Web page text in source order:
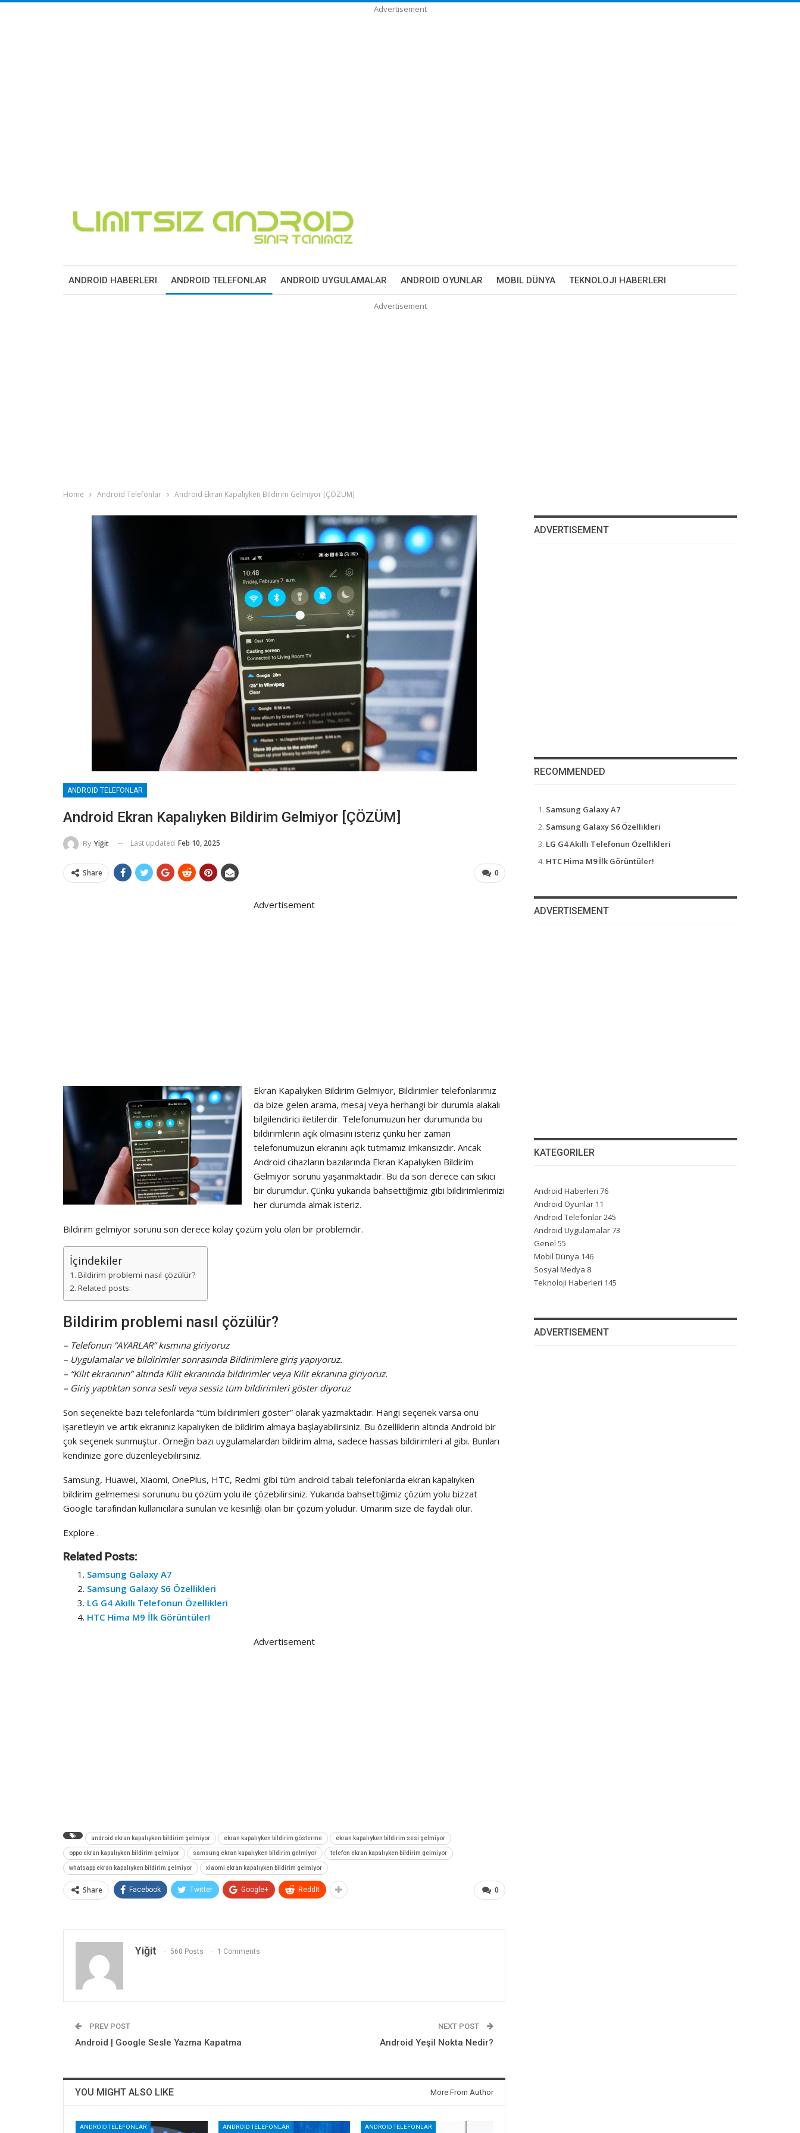
Advertisement
ANDROID HABERLERI ANDROID TELEFONLAR ANDROID UYGULAMALAR ANDROID OYUNLAR MOBIL DÜNYA TEKNOLOJI HABERLERI
Advertisement
Home Android Telefonlar Android Ekran Kapalıyken Bildirim Gelmiyor [ÇÖZÜM]
ANDROID TELEFONLAR
Android Ekran Kapalıyken Bildirim Gelmiyor [ÇÖZÜM]
By Yiğit Last updated Feb 10, 2025
0
Share
Advertisement
Ekran Kapalıyken Bildirim Gelmiyor, Bildirimler telefonlarımız
da bize gelen arama, mesaj veya herhangi bir durumla alakalı
bilgilendirici iletilerdir. Telefonumuzun her durumunda bu
bildirimlerin açık olmasını isteriz çünkü her zaman
telefonumuzun ekranını açık tutmamız imkansızdır. Ancak
Android cihazların bazılarında Ekran Kapalıyken Bildirim
Gelmiyor sorunu yaşanmaktadır. Bu da son derece can sıkıcı
bir durumdur. Çünkü yukarıda bahsettiğimiz gibi bildirimlerimizi
her durumda almak isteriz.
Bildirim gelmiyor sorunu son derece kolay çözüm yolu olan bir problemdir.
İçindekiler
Bildirim problemi nasıl çözülür?
Related posts:
Bildirim problemi nasıl çözülür?
– Telefonun “AYARLAR” kısmına giriyoruz
– Uygulamalar ve bildirimler sonrasında Bildirimlere giriş yapıyoruz.
– “Kilit ekranının” altında Kilit ekranında bildirimler veya Kilit ekranına giriyoruz.
– Giriş yaptıktan sonra sesli veya sessiz tüm bildirimleri göster diyoruz
Son seçenekte bazı telefonlarda “tüm bildirimleri göster” olarak yazmaktadır. Hangi seçenek varsa onu
işaretleyin ve artık ekranınız kapalıyken de bildirim almaya başlayabilirsiniz. Bu özelliklerin altında Android bir
çok seçenek sunmuştur. Örneğin bazı uygulamalardan bildirim alma, sadece hassas bildirimleri al gibi. Bunları
kendinize göre düzenleyebilirsiniz.
Samsung, Huawei, Xiaomi, OnePlus, HTC, Redmi gibi tüm android tabalı telefonlarda ekran kapalıyken
bildirim gelmemesi sorununu bu çözüm yolu ile çözebilirsiniz. Yukarıda bahsettiğimiz çözüm yolu bizzat
Google tarafından kullanıcılara sunulan ve kesinliği olan bir çözüm yoludur. Umarım size de faydalı olur.
Explore .
Related Posts:
Samsung Galaxy A7
Samsung Galaxy S6 Özellikleri
LG G4 Akıllı Telefonun Özellikleri
HTC Hima M9 İlk Görüntüler!
Advertisement
android ekran kapalıyken bildirim gelmiyor ekran kapalıyken bildirim gösterme ekran kapalıyken bildirim sesi gelmiyor
oppo ekran kapalıyken bildirim gelmiyor samsung ekran kapalıyken bildirim gelmiyor telefon ekran kapalıyken bildirim gelmiyor
whatsapp ekran kapalıyken bildirim gelmiyor xiaomi ekran kapalıyken bildirim gelmiyor
0
Share Facebook Twitter Google+ ReddIt
Yiğit 560 Posts 1 Comments
PREV POST
Android | Google Sesle Yazma Kapatma
NEXT POST
Android Yeşil Nokta Nedir?
YOU MIGHT ALSO LIKE More From Author
ANDROID TELEFONLAR ANDROID TELEFONLAR ANDROID TELEFONLAR
ADVERTISEMENT
RECOMMENDED
Samsung Galaxy A7
Samsung Galaxy S6 Özellikleri
LG G4 Akıllı Telefonun Özellikleri
HTC Hima M9 İlk Görüntüler!
ADVERTISEMENT
KATEGORILER
Android Haberleri 76
Android Oyunlar 11
Android Telefonlar245
Android Uygulamalar73
Genel 55
Mobil Dünya 146
Sosyal Medya 8
Teknoloji Haberleri 145
ADVERTISEMENT